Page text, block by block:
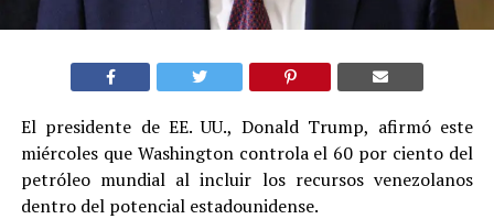
El presidente de EE. UU., Donald Trump, afirmó este
miércoles que Washington controla el 60 por ciento del
petróleo mundial al incluir los recursos venezolanos
dentro del potencial estadounidense.